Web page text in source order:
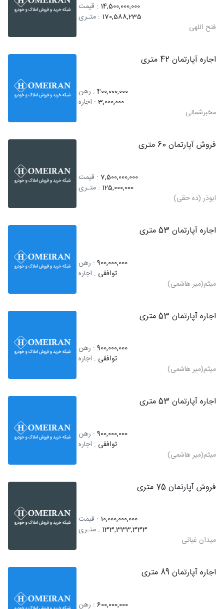
14,500,000,000 : قیمت
170,588,235 : متـری
فتح اللهی
اجاره آپارتمان 42 متری
400,000,000 : رهن
3,000,000 : اجاره
مخبرشمالی
فروش آپارتمان 60 متری
7,500,000,000 : قیمت
125,000,000 : متـری
ابوذر (ده حقی)
اجاره آپارتمان 53 متری
900,000,000 : رهن
توافقی : اجاره
میثم(میر هاشمی)
اجاره آپارتمان 53 متری
900,000,000 : رهن
توافقی : اجاره
میثم(میر هاشمی)
اجاره آپارتمان 53 متری
900,000,000 : رهن
توافقی : اجاره
میثم(میر هاشمی)
فروش آپارتمان 75 متری
10,000,000,000 : قیمت
133,333,333 : متـری
میدان غیاثی
اجاره آپارتمان 89 متری
600,000,000 : رهن